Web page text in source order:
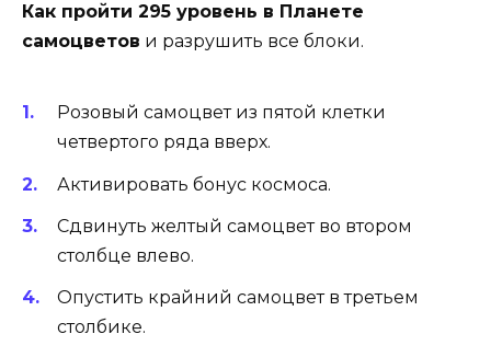
Как пройти 295 уровень в Планете
самоцветов и разрушить все блоки.
Розовый самоцвет из пятой клетки
четвертого ряда вверх.
Активировать бонус космоса.
Сдвинуть желтый самоцвет во втором
столбце влево.
Опустить крайний самоцвет в третьем
столбике.